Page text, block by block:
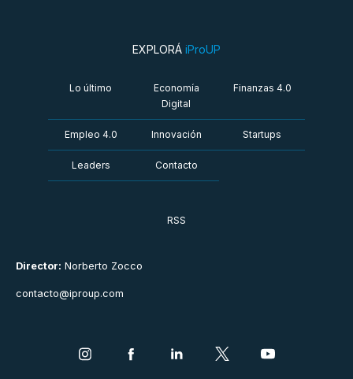
Director: Norberto Zocco
contacto@iproup.com
EXPLORÁ iProUP
Lo último
Economía
Digital
Finanzas 4.0
Empleo 4.0 Innovación Startups
Leaders Contacto
RSS